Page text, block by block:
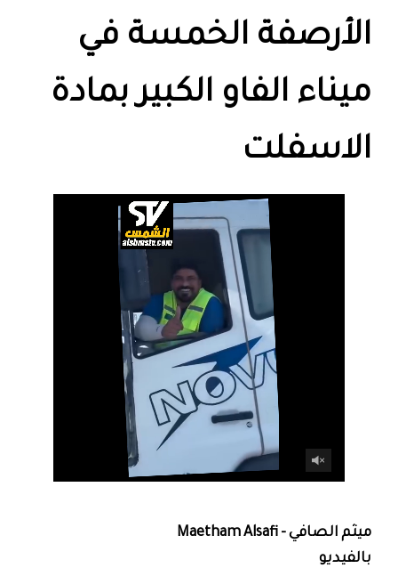
الأرصفة الخمسة في
ميناء الفاو الكبير بمادة
الاسفلت
‏ميثم الصافي - Maetham Alsafi‏
بالفيديو